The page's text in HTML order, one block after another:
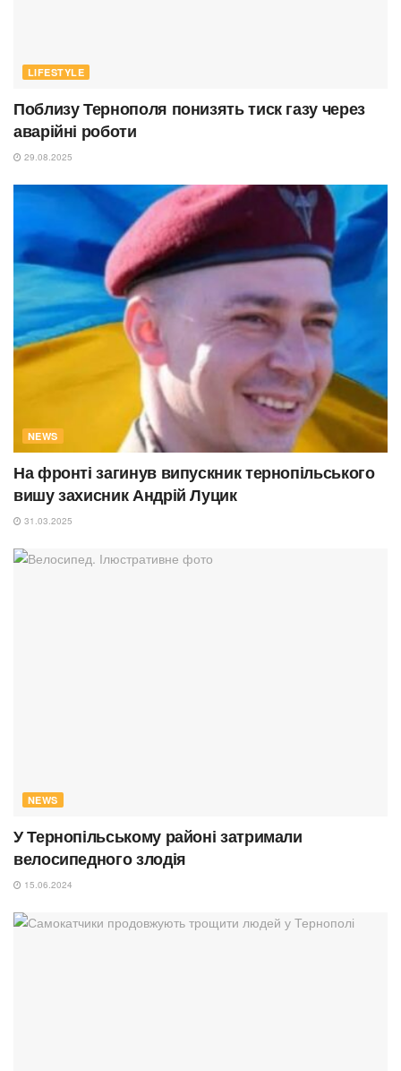
LIFESTYLE
Поблизу Тернополя понизять тиск газу через
аварійні роботи
29.08.2025
NEWS
На фронті загинув випускник тернопільського
вишу захисник Андрій Луцик
31.03.2025
NEWS
У Тернопільському районі затримали
велосипедного злодія
15.06.2024